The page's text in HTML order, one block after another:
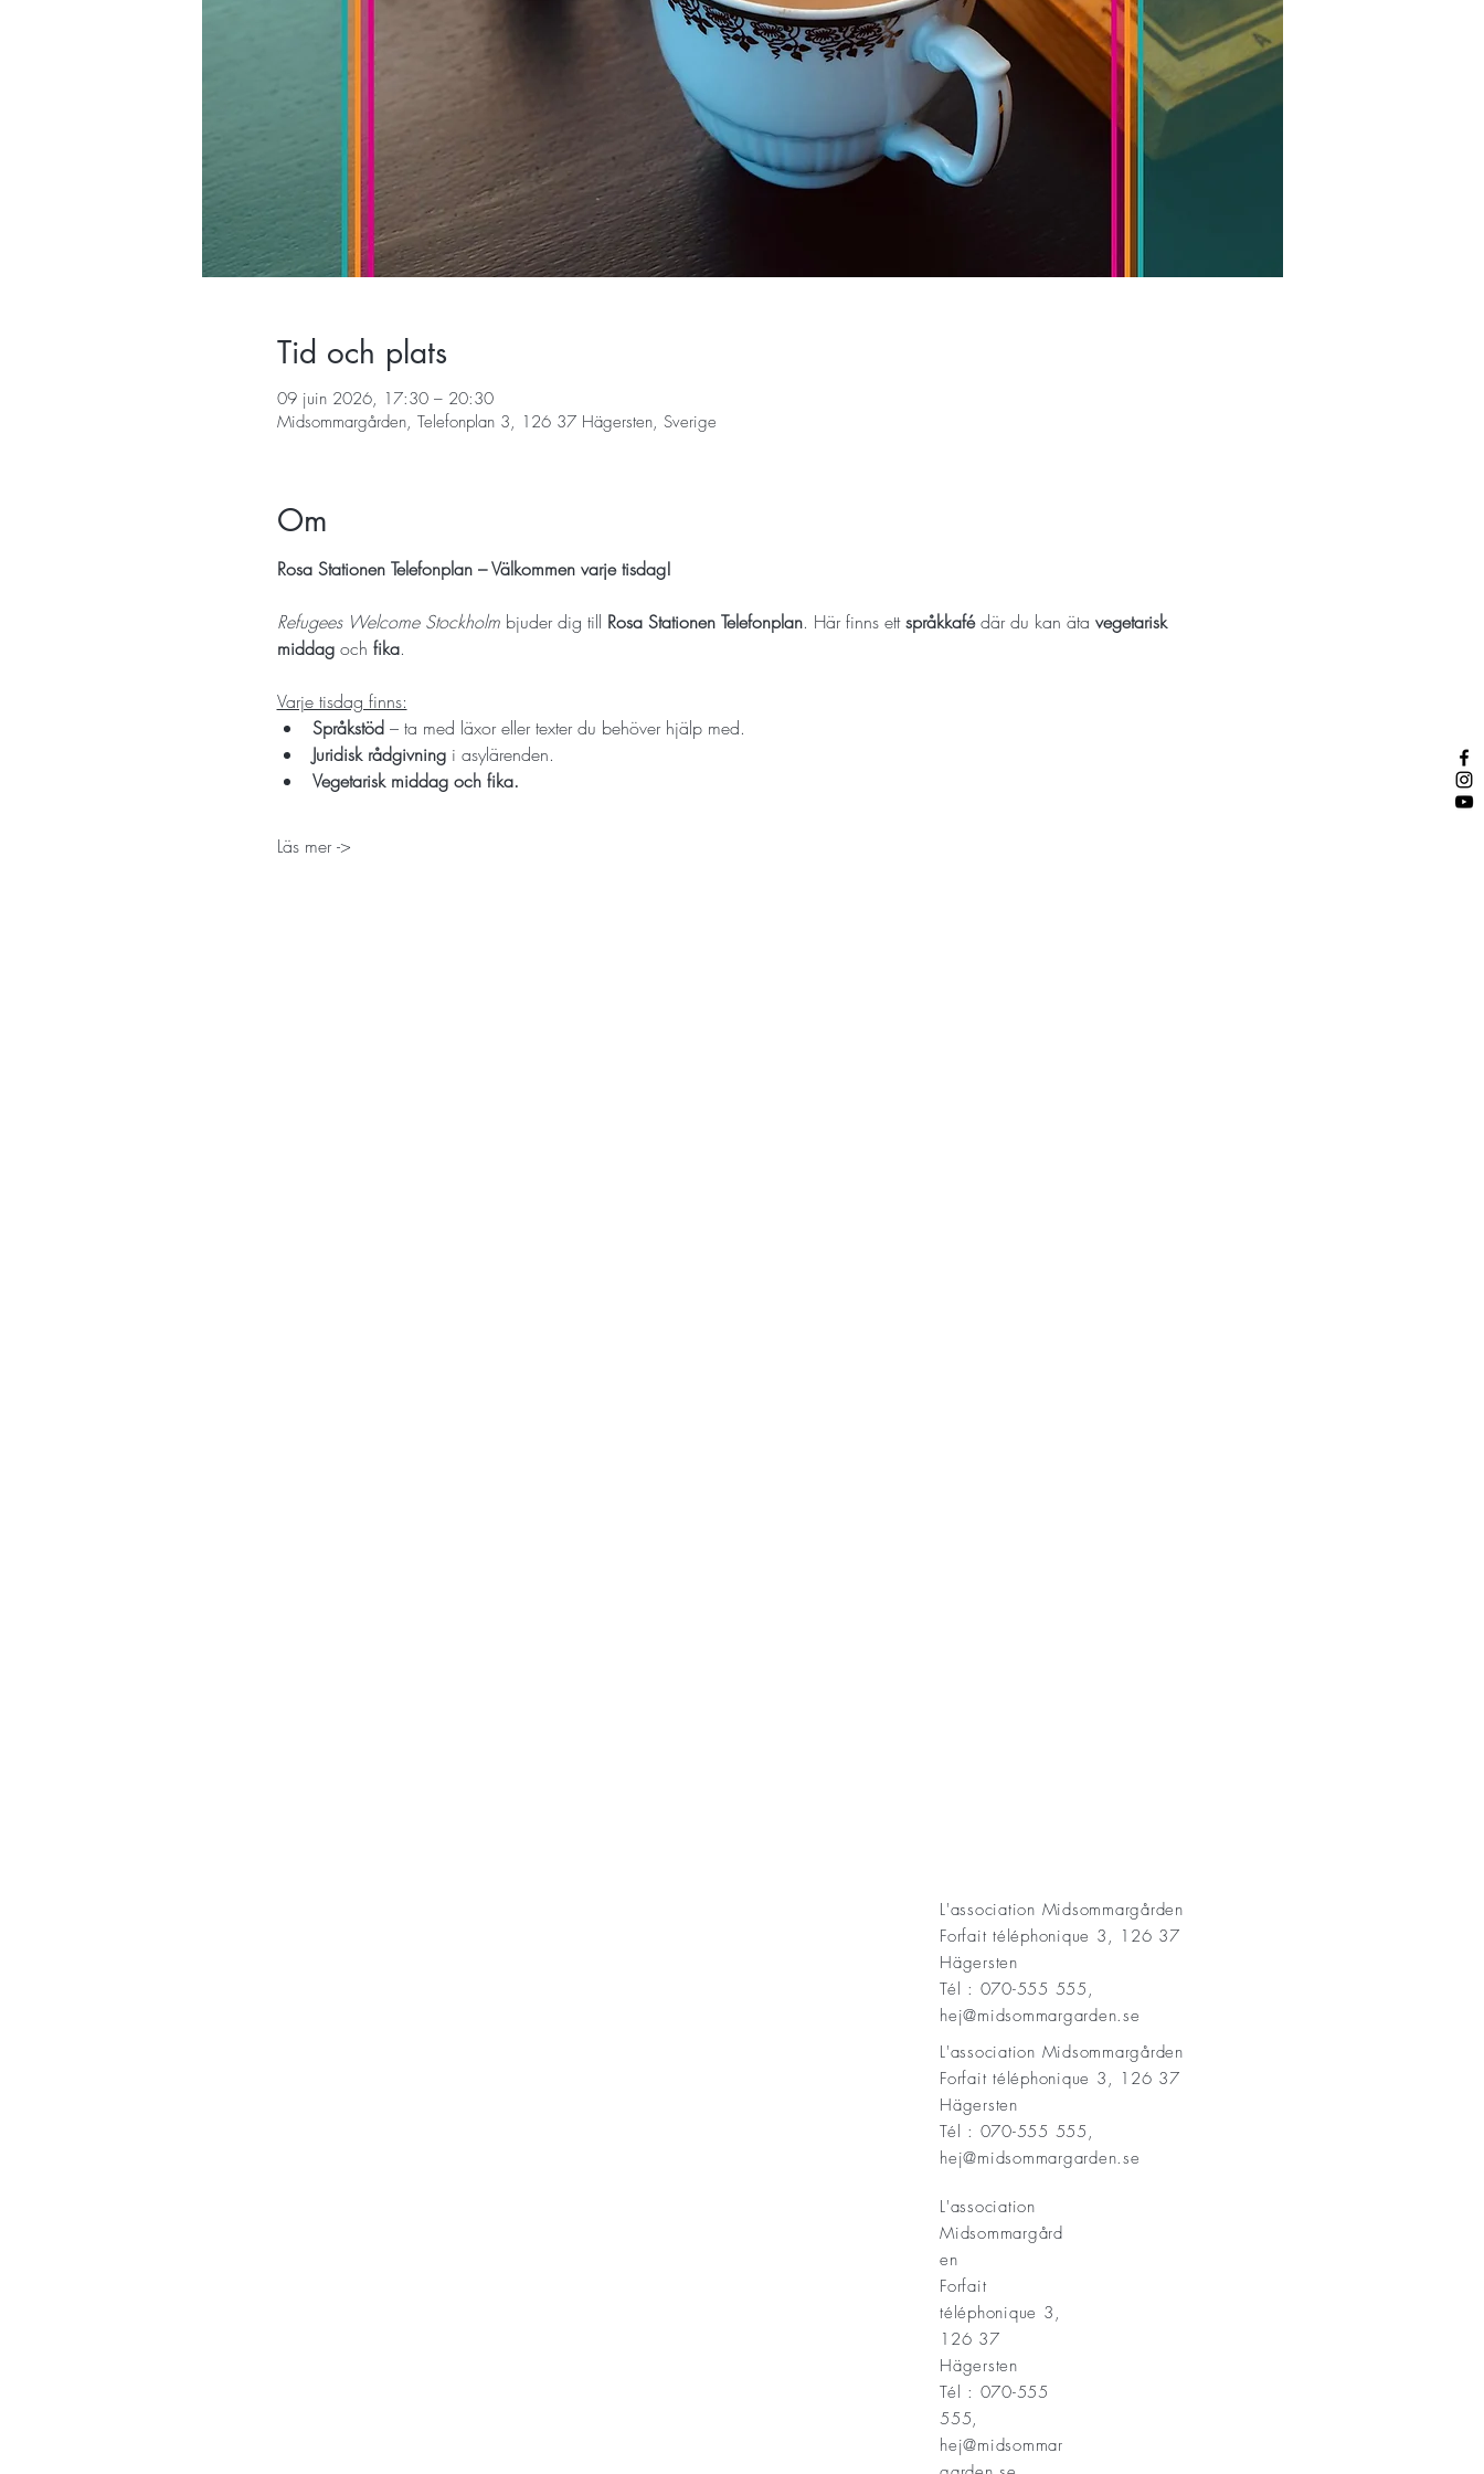
Tid och plats
09 juin 2026, 17:30 – 20:30
Midsommargården, Telefonplan 3, 126 37 Hägersten, Sverige
Om
Rosa Stationen Telefonplan – Välkommen varje tisdag!
Refugees Welcome Stockholm bjuder dig till Rosa Stationen Telefonplan. Här finns ett språkkafé där du kan äta vegetarisk
middag och fika.
Varje tisdag finns:
Språkstöd – ta med läxor eller texter du behöver hjälp med.
Juridisk rådgivning i asylärenden.
Vegetarisk middag och fika.
Läs mer ->
L'association Midsommargården
Forfait téléphonique 3, 126 37
Hägersten
Tél : 070-555 555,
hej@midsommargarden.se
L'association Midsommargården
Forfait téléphonique 3, 126 37
Hägersten
Tél : 070-555 555,
hej@midsommargarden.se
L'association
Midsommargård
en
Forfait
téléphonique 3,
126 37
Hägersten
Tél : 070-555
555,
hej@midsommar